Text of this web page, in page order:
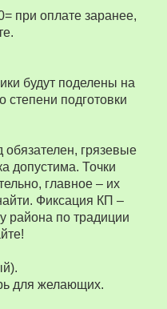
при оплате заранее,
будут поделены на
степени подготовки
грязевые
допустима. Точки
главное – их
Фиксация КП –
района по традиции
для желающих.